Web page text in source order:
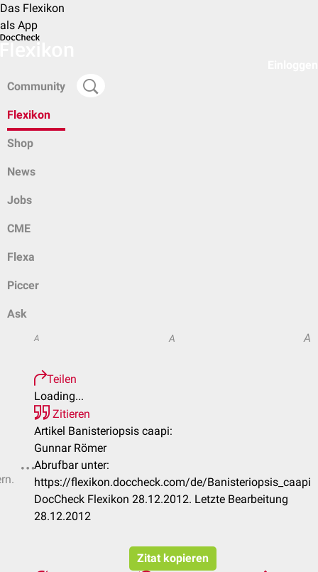
Das Flexikon
als App
Community
Flexikon
Shop
News
Jobs
CME
Flexa
Piccer
Ask
A A A
Teilen
Loading...
Zitieren
Artikel Banisteriopsis caapi:
Gunnar Römer
Abrufbar unter:
https://flexikon.doccheck.com/de/Banisteriopsis_caapi
DocCheck Flexikon 28.12.2012. Letzte Bearbeitung
28.12.2012
Zitat kopieren